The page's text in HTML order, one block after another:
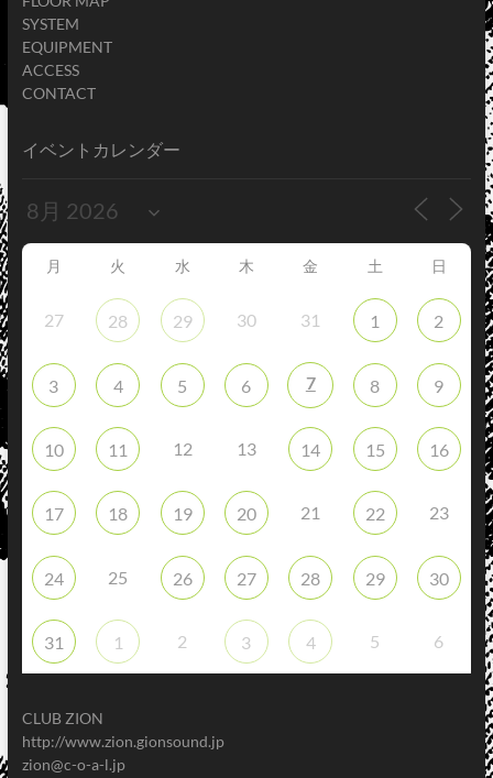
SYSTEM
EQUIPMENT
ACCESS
CONTACT
イベントカレンダー
月 火 水 木 金 土 日
27 28 29 30 31 1 2
3 4 5 6 7 8 9
10 11 12 13 14 15 16
17 18 19 20 21 22 23
24 25 26 27 28 29 30
31 1 2 3 4 5 6
CLUB ZION
http://www.zion.gionsound.jp
zion@c-o-a-l.jp